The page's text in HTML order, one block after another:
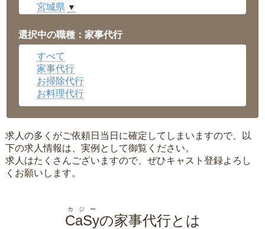
宮城県 ▼
福井県 ▼
岡山県 ▼
広島県
沖縄県 ▼
選択中の職種：家事代行
すべて
家事代行
お掃除代行
お料理代行
求人の多くがご依頼日当日に確定してしまいますので、以
下の求人情報は、実例として御覧ください。
求人はたくさんございますので、ぜひキャスト登録よろし
くお願いします。
CaSy
カジー
の家事代行とは